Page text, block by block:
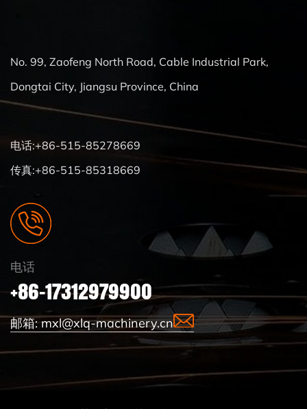
No. 99, Zaofeng North Road, Cable Industrial Park,
Dongtai City, Jiangsu Province, China
电话:+86-515-85278669
传真:+86-515-85318669
电话
+86-17312979900
邮箱:mxl@xlq-machinery.cn